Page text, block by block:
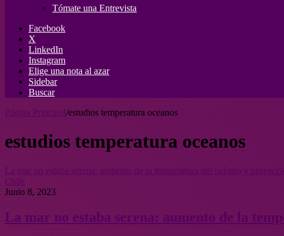
Tómate una Entrevista
Facebook
X
LinkedIn
Instagram
Elige una nota al azar
Sidebar
Buscar
Página Principal /estudios temperatura oceanos
estudios temperatura oceanos
Chile
Junio 8, 2023
La mar no estaba serena: aumento de la